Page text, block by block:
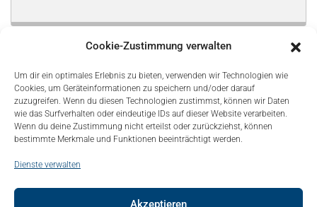
Cookie-Zustimmung verwalten
Um dir ein optimales Erlebnis zu bieten, verwenden wir Technologien wie
Cookies, um Geräteinformationen zu speichern und/oder darauf
zuzugreifen. Wenn du diesen Technologien zustimmst, können wir Daten
wie das Surfverhalten oder eindeutige IDs auf dieser Website verarbeiten.
Wenn du deine Zustimmung nicht erteilst oder zurückziehst, können
bestimmte Merkmale und Funktionen beeinträchtigt werden.
Dienste verwalten
Akzeptieren